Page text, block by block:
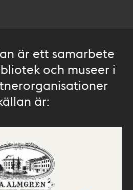
är ett samarbete
och museer i
är: